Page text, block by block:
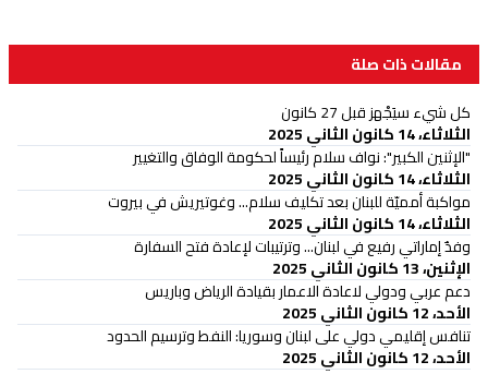
مقالات ذات صلة
كل شيء سيَجْهز قبل 27 كانون
الثلاثاء، 14 كانون الثاني 2025
"الإثنين الكبير": نواف سلام رئيساً لحكومة الوفاق والتغيير
الثلاثاء، 14 كانون الثاني 2025
مواكبة أمميّة للبنان بعد تكليف سلام... وغوتيريش في بيروت
الثلاثاء، 14 كانون الثاني 2025
وفدٌ إماراتي رفيع في لبنان... وترتيبات لإعادة فتح السفارة
الإثنين، 13 كانون الثاني 2025
دعم عربي ودولي لاعادة الاعمار بقيادة الرياض وباريس
الأحد، 12 كانون الثاني 2025
تنافس إقليمي دولي على لبنان وسوريا: النفط وترسيم الحدود
الأحد، 12 كانون الثاني 2025